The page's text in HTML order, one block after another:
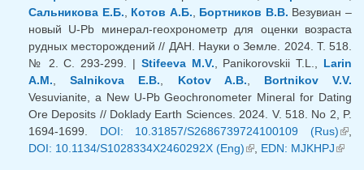
Сальникова Е.Б.
Котов А.Б. Бортников В.В. Везувиан –
новый U-Pb минерал-геохронометр для оценки возраста
рудных месторождений // ДАН. Науки о Земле. 2024. Т. 518.
№ 2. С. 293-299. | Stifeeva M.V. , Panikorovskii T.L., Larin
A.M. ,Salnikova E.B. Kotov A.B.
Bortnikov V.V.
Vesuvianite, a New U-Pb Geochronometer Mineral for Dating
Ore Deposits // Doklady Earth Sciences. 2024. V. 518. No 2, P.
1694-1699. DOI: 10.31857/S2686739724100109 (Rus)
DOI: 10.1134/S1028334X2460292X (Eng)(внешняя ссылка)
EDN: MJKHPJ